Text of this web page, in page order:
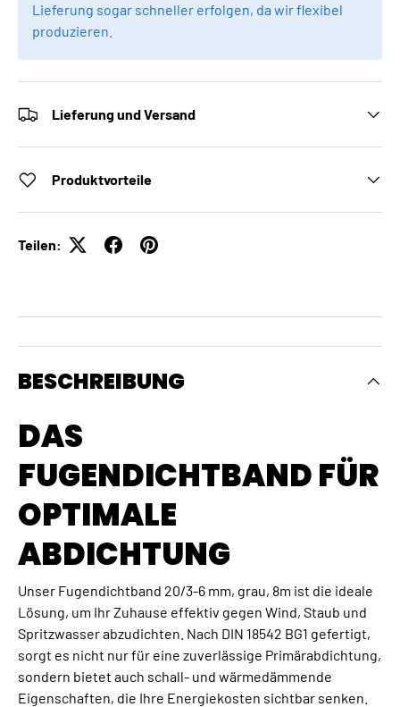
Lieferung sogar schneller erfolgen, da wir flexibel
produzieren.
Lieferung und Versand
Produktvorteile
Teilen:
BESCHREIBUNG
DAS
FUGENDICHTBAND FÜR
OPTIMALE
ABDICHTUNG
Unser Fugendichtband 20/3-6 mm, grau, 8m ist die ideale
Lösung, um Ihr Zuhause effektiv gegen Wind, Staub und
Spritzwasser abzudichten. Nach DIN 18542 BG1 gefertigt,
sorgt es nicht nur für eine zuverlässige Primärabdichtung,
sondern bietet auch schall- und wärmedämmende
Eigenschaften, die Ihre Energiekosten sichtbar senken.